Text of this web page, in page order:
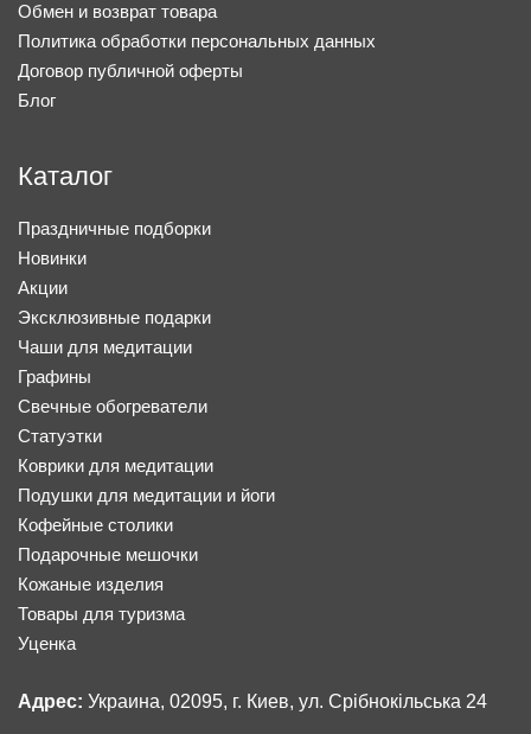
Обмен и возврат товара
Политика обработки персональных данных
Договор публичной оферты
Блог
Каталог
Праздничные подборки
Новинки
Акции
Эксклюзивные подарки
Чаши для медитации
Графины
Свечные обогреватели
Статуэтки
Коврики для медитации
Подушки для медитации и йоги
Кофейные столики
Подарочные мешочки
Кожаные изделия
Товары для туризма
Уценка
Адрес: Украина, 02095, г. Киев, ул. Срібнокільська 24